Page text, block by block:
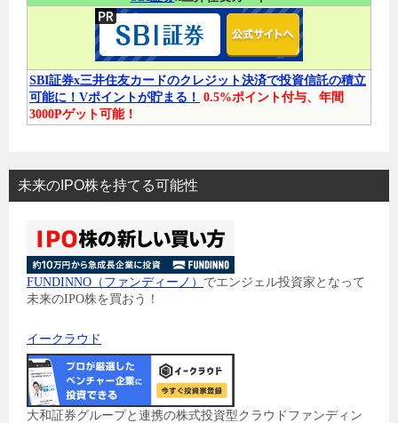
SBI証券x三井住友カードのクレジット決済で投資信託の積立
可能に！Vポイントが貯まる！ 0.5%ポイント付与、年間
3000Pゲット可能！
未来のIPO株を持てる可能性
FUNDINNO（ファンディーノ） でエンジェル投資家となって
未来のIPO株を買おう！
イークラウド
大和証券グループと連携の株式投資型クラウドファンディン